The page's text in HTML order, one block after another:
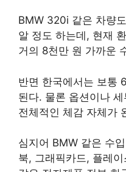
BMW 320i 같은 차량
알 정도 하는데, 현재
거의 8천만 원 가까운
반면 한국에서는 보통
된다. 물론 옵션이나
전체적인 체감 자체가
심지어 BMW 같은 수
북, 그래픽카드, 플레